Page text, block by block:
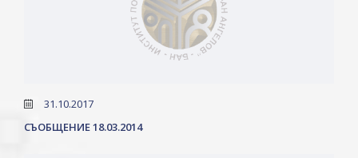
31.10.2017
СЪОБЩЕНИЕ 18.03.2014